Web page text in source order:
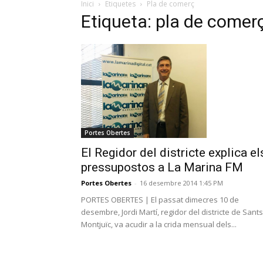
Inici Etiquetes Pla de comerç
Etiqueta: pla de
Portes Obertes
El Regidor del districte explica
pressupostos a La Marina FM
Portes Obertes - 16 desembre 2014 1:45 PM
PORTES OBERTES | El passat dimecres 10 de
desembre, Jordi Martí, regidor del districte de Sants
Montjuïc, va acudir a la crida mensual dels...